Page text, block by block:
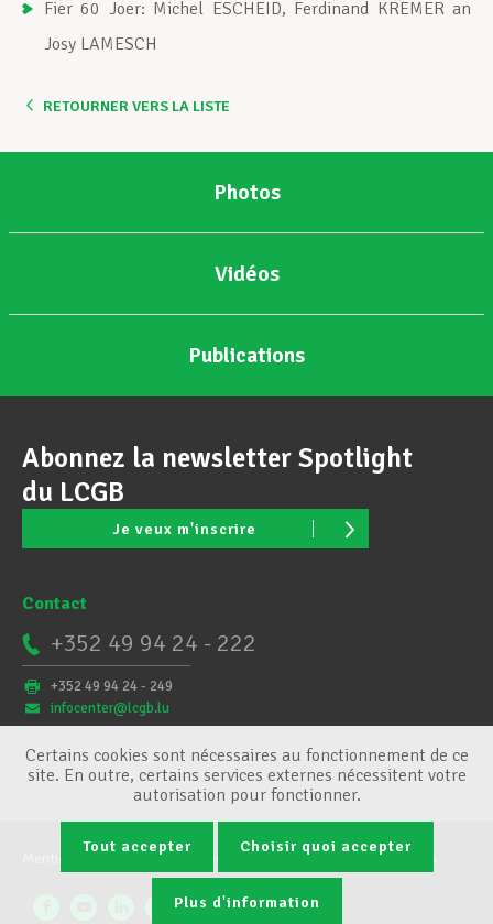
Fier 60 Joer: Michel ESCHEID, Ferdinand KREMER an
Josy LAMESCH
RETOURNER VERS LA LISTE
Photos
Vidéos
Publications
Abonnez la newsletter Spotlight
du LCGB
Je veux m'inscrire
Contact
+352 49 94 24 - 222
+352 49 94 24 - 249
infocenter@lcgb.lu
Conditions générales Gestion des cookies
Certains cookies sont nécessaires au fonctionnement de ce
site. En outre, certains services externes nécessitent votre
autorisation pour fonctionner.
Tout accepter Choisir quoi accepter
Plus d'information